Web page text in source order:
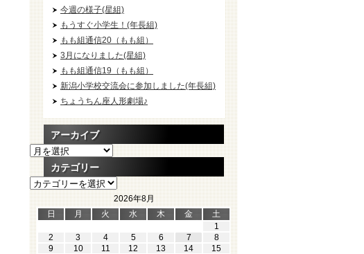
今週の様子(星組)
もうすぐ小学生！(年長組)
もも組通信20（もも組）
3月になりました(星組)
もも組通信19（もも組）
新潟小学校交流会に参加しました(年長組)
ちょうちん座人形劇場♪
アーカイブ
ア
ー
カ
イ
ブ
カテゴリー
カ
テ
ゴ
リ
ー
2026年8月
日
月 火 水 木 金
土
1
2
3 4 5 6 7
8
9
10 11 12 13 14
15